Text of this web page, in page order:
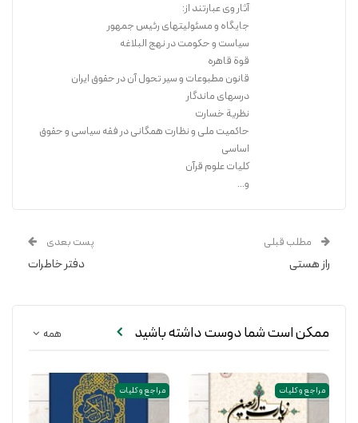
نامه شصت‌و‌نهم نهج‌البلاغه بسیار درس‌آموز و کاربردی است که می‌توان آن را
آیینِ زیست مؤمنانه و نقشه راه خوشبختی بشر نامید. با عمل به توصیه‌های
آن، به گواهی حضرت محمد ۶می‌توان به ستیغ ایمان رسید و در همین جهان
زندگی اهل بهشت را تجربه کرد.
آثار وی عبارتند از:
جایگاه و مسئولیتهای رئیس جمهور
سیاست و حکومت در نهج البلاغه
قوة قاهره
قانون مطبوعات و سیر تحول آن در حقوق ایران
درسهای ماندگار
نظریة خسارت
حاکمیت ملی و نظارت همگانی در فقه سیاسی و حقوق
اساسی
کلیات علوم قرآن
و...
مطلب قبلی
راز هستی
پست بعدی
دفتر خاطرات
همه ممکن است شما دوست داشته باشید
مراجع و کلیات مراجع و کلیات